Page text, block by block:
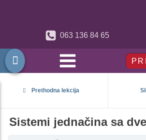
063 136 84 65
Prethodna lekcija
Sistemi jednačina sa